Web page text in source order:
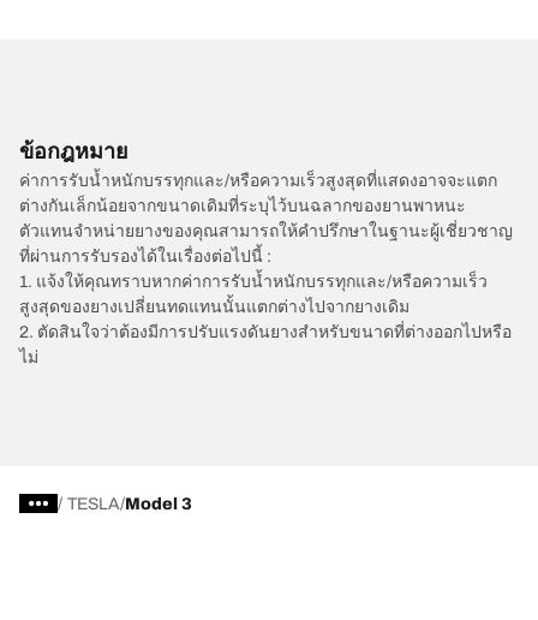
ข้อกฎหมาย
ค่าการรับน้ำหนักบรรทุกและ/หรือความเร็วสูงสุดที่แสดงอาจจะแตก
ต่างกันเล็กน้อยจากขนาดเดิมที่ระบุไว้บนฉลากของยานพาหนะ
ตัวแทนจำหน่ายยางของคุณสามารถให้คำปรึกษาในฐานะผู้เชี่ยวชาญ
ที่ผ่านการรับรองได้ในเรื่องต่อไปนี้ :
1. แจ้งให้คุณทราบหากค่าการรับน้ำหนักบรรทุกและ/หรือความเร็ว
สูงสุดของยางเปลี่ยนทดแทนนั้นแตกต่างไปจากยางเดิม
2. ตัดสินใจว่าต้องมีการปรับแรงดันยางสำหรับขนาดที่ต่างออกไปหรือ
ไม่
/ TESLA Model 3